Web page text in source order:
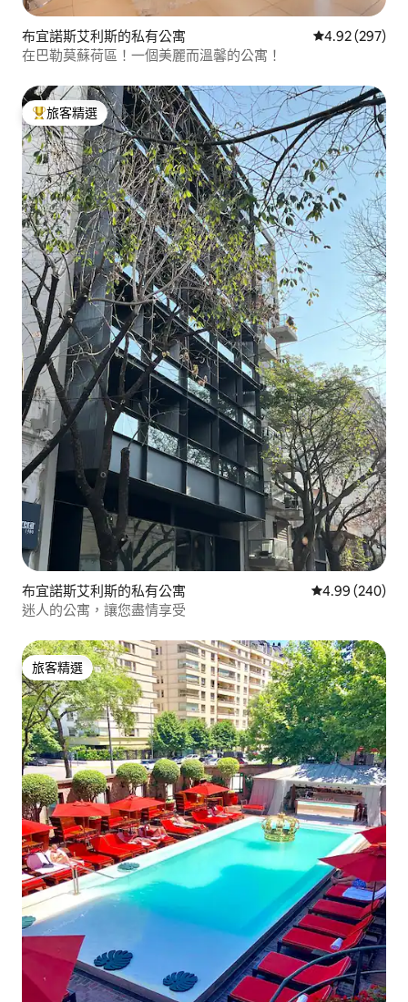
布宜諾斯艾利斯的私有公寓 從 297 則評價
4.92 (297)
在巴勒莫蘇荷區！一個美麗而溫馨的公寓！
旅客精選榜首
旅客精選
布宜諾斯艾利斯的私有公寓 從 240 則評價
4.99 (240)
迷人的公寓，讓您盡情享受
旅客精選
旅客精選